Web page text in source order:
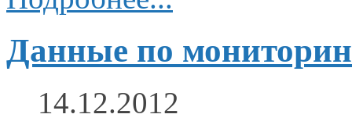
Данные по
14.12.2012